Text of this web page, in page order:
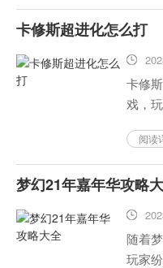
么，
备呢
卡修斯超进化怎么打
卡修
戏，
阅读
梦幻21年嘉年华攻略
随着
玩家